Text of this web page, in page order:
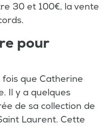
30 et 100€, la vente
pour
que Catherine
Il y a quelques
de sa collection de
Laurent. Cette